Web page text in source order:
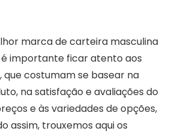
marca de carteira masculina
é importante ficar atento aos
que costumam se basear na
na satisfação e avaliações do
e às variedades de opções,
assim, trouxemos aqui os